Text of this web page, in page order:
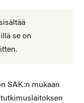
se on
SAK:n mukaan